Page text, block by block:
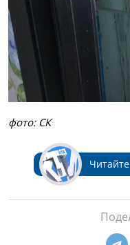
фото: СК